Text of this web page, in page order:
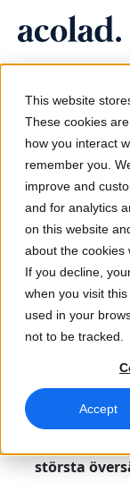
This website
These cookies
how you interact
remember you.
improve and
and for analytics
on this website
about the cookies
If you decline,
when you visit
used in your
not to be tracked.
Accept
AI-hastighet,
Tolkning
Sömlös
Media och
Ta
Konsult-
Nå och
Lia
Omedelbara
Anslutning
AI-tolkning
Effektiv
Kundcase
Verkliga resultat
Artiklar
Expertperspektiv på
E-böcker
Fördjupande guider
Webbinarier on
Om Acolad
Hållbarhet
Partners
Nyheter
Kontor
4 juli 2019
Livewords.
Acolad
tillkännager
kommer att
att Acolad
största